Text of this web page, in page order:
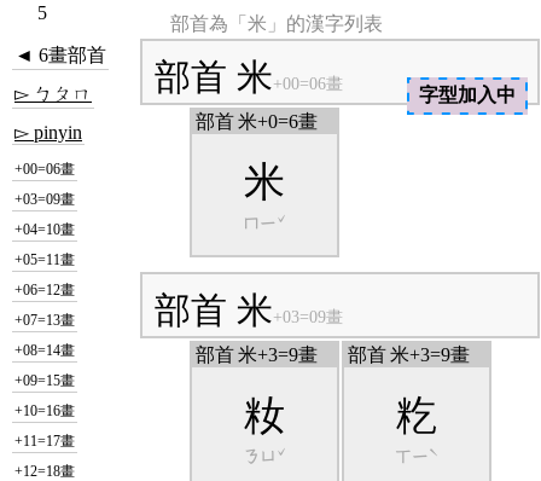
部首為「米」的漢字列表
◄ 6畫部首
▻ ㄅㄆㄇ
▻ pinyin
+00=06畫
+03=09畫
+04=10畫
+05=11畫
+06=12畫
+07=13畫
+08=14畫
+09=15畫
+10=16畫
+11=17畫
+12=18畫
部首 米+00=06畫
部首 米+0=6畫
米
ㄇㄧˇ
部首 米+03=09畫
部首 米+3=9畫
籹
ㄋㄩˇ
部首 米+3=9畫
籺
ㄒㄧˋ
5
字型加入中